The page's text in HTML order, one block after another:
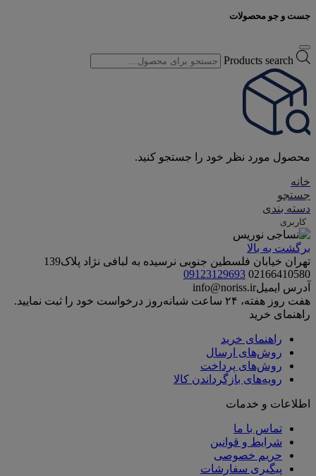
جست و جو محصولات
Products search
محصول مورد نظر خود را جستجو کنید.
خانه
جستجو
دسته بندی
کاربری
برگشت به بالا
تهران خیابان فلسطین جنوبی نرسیده به لبافی نژاد پلاک139
02166410580
09123129693
آدرس ایمیلinfo@noriss.ir
هفت روز هفته، ۲۴ ساعت شبانه‌روز درخواست خود را ثبت نمایید.
راهنمای خرید
راهنمای خرید
روش‌های ارسال
روش‌های پرداخت
رویه‌های بازگرداندن کالا
اطلاعات و خدمات
تماس با ما
شرایط و قوانین
حریم خصوصی
پیگیری سفارشات